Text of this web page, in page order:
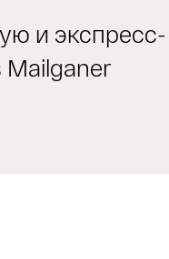
и экспресс-
Mailganer